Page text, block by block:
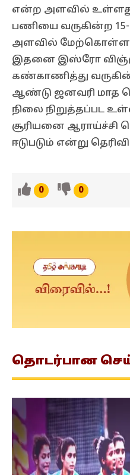
என்ற அளவில்
பணியை வருகின்ற
அளவில் மேற்கொள்ள
இதனை இஸ்ரோ
கண்காணித்து
ஆண்டு ஜனவரி மாத
நிலை நிறுத்தப்பட
சூரியனை ஆராய்ச்சி
ஈடுபடும் என்று
0 0
தொடர்பான